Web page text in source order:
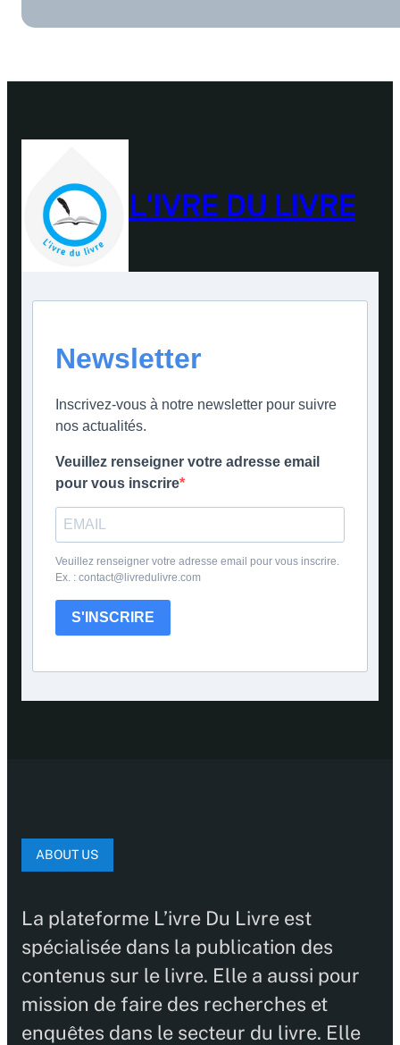
L'IVRE DU LIVRE
Newsletter
Inscrivez-vous à notre newsletter pour suivre
nos actualités.
Veuillez renseigner votre adresse email
pour vous inscrire
Veuillez renseigner votre adresse email pour vous inscrire.
Ex. : contact@livredulivre.com
S'INSCRIRE
ABOUT US
La plateforme L’ivre Du Livre est
spécialisée dans la publication des
contenus sur le livre. Elle a aussi pour
mission de faire des recherches et
enquêtes dans le secteur du livre. Elle